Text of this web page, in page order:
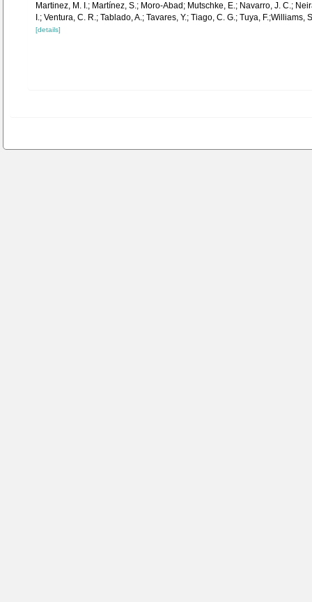
Martinez, M. I.; Martínez, S.; Moro-Abad; Mutschke, E.; Navarro, J. C.;
I.; Ventura, C. R.; Tablado, A.; Tavares, Y.; Tiago, C. G.; Tuya,
[details]